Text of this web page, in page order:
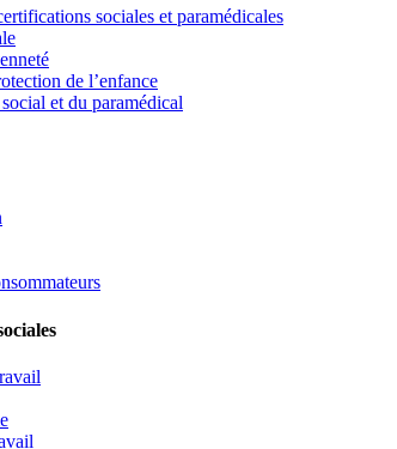
sociales et paramédicales
de l’enfance
et du paramédical